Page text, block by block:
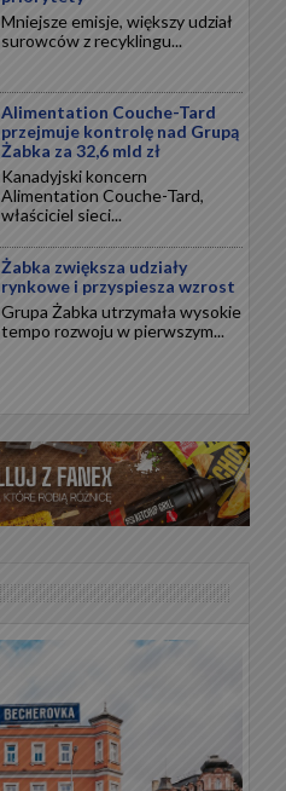
Mniejsze emisje, większy udział
surowców z recyklingu...
Alimentation Couche-Tard
przejmuje kontrolę nad Grupą
Żabka za 32,6 mld zł
Kanadyjski koncern
Alimentation Couche-Tard,
właściciel sieci...
Żabka zwiększa udziały
rynkowe i przyspiesza wzrost
Grupa Żabka utrzymała wysokie
tempo rozwoju w pierwszym...